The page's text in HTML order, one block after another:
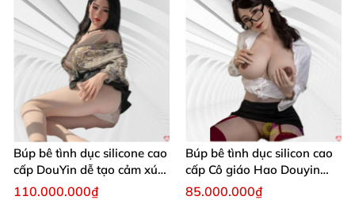
Búp bê tình dục silicone cao
cấp DouYin dễ tạo cảm xúc
thật
110.000.000₫
Búp bê tình dục silicon cao
cấp Cô giáo Hao Douyin
ngực khủng
85.000.000₫